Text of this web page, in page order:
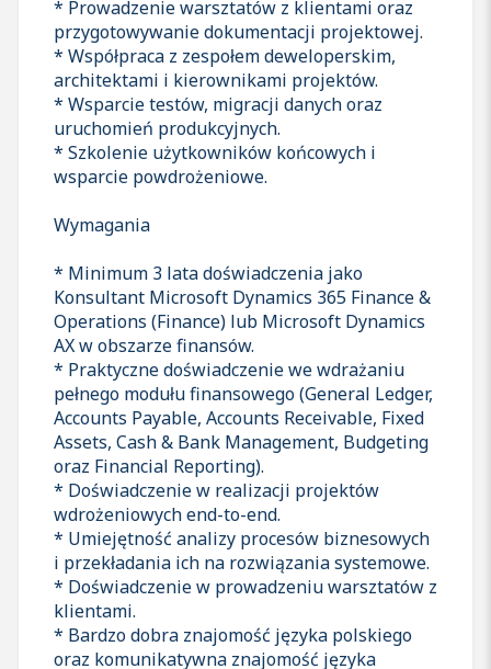
* Prowadzenie warsztatów z klientami oraz
przygotowywanie dokumentacji projektowej.
* Współpraca z zespołem deweloperskim,
architektami i kierownikami projektów.
* Wsparcie testów, migracji danych oraz
uruchomień produkcyjnych.
* Szkolenie użytkowników końcowych i
wsparcie powdrożeniowe.
Wymagania
* Minimum 3 lata doświadczenia jako
Konsultant Microsoft Dynamics 365 Finance &
Operations (Finance) lub Microsoft Dynamics
AX w obszarze finansów.
* Praktyczne doświadczenie we wdrażaniu
pełnego modułu finansowego (General Ledger,
Accounts Payable, Accounts Receivable, Fixed
Assets, Cash & Bank Management, Budgeting
oraz Financial Reporting).
* Doświadczenie w realizacji projektów
wdrożeniowych end-to-end.
* Umiejętność analizy procesów biznesowych
i przekładania ich na rozwiązania systemowe.
* Doświadczenie w prowadzeniu warsztatów z
klientami.
* Bardzo dobra znajomość języka polskiego
oraz komunikatywna znajomość języka